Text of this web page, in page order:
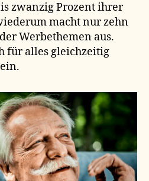
zwanzig Prozent ihrer
macht nur zehn
Werbethemen aus.
für alles gleichzeitig